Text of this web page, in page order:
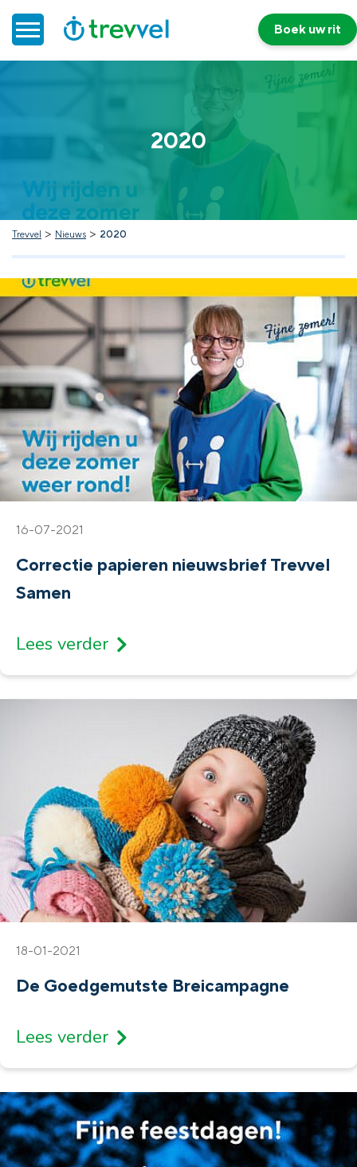
Doelgroepenvervoer
Werken bij Trevvel
Nieuws
Boek uw rit
2020
Trevvel > Nieuws > 2020
16-07-2021
Correctie papieren nieuwsbrief Trevvel
Samen
Lees verder
18-01-2021
De Goedgemutste Breicampagne
Lees verder